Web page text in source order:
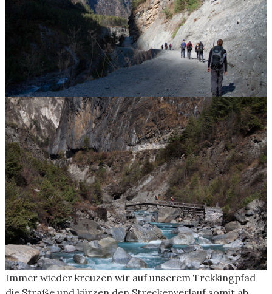
Immer wieder kreuzen wir auf unserem Trekkingpfad